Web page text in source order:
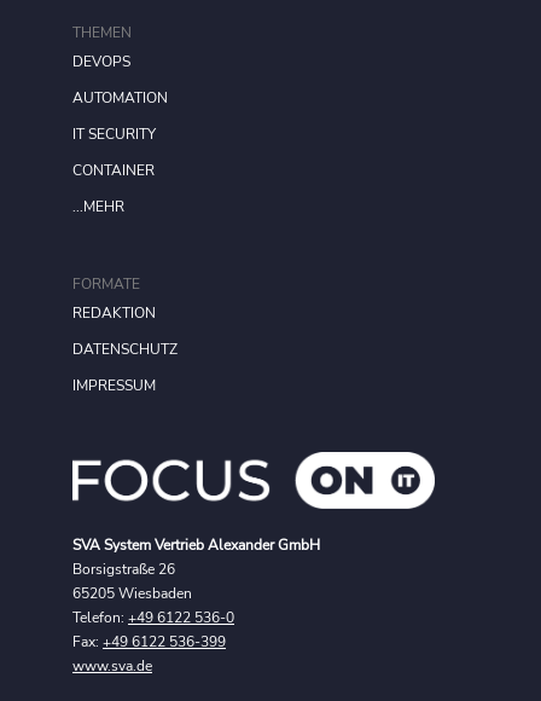
SVA System Vertrieb Alexander GmbH
Borsigstraße 26
65205 Wiesbaden
Telefon: +49 6122 536-0
Fax: +49 6122 536-399
www.sva.de
FORMATE
REDAKTION
DATENSCHUTZ
IMPRESSUM
THEMEN
DEVOPS
AUTOMATION
IT SECURITY
CONTAINER
...MEHR